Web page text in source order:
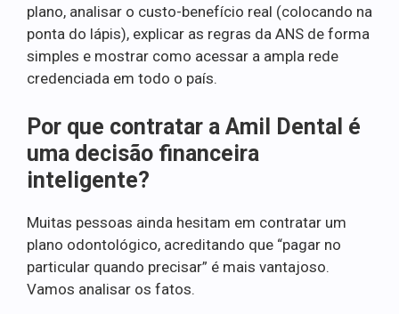
plano, analisar o custo-benefício real (colocando na
ponta do lápis), explicar as regras da ANS de forma
simples e mostrar como acessar a ampla rede
credenciada em todo o país.
Por que contratar a Amil Dental é
uma decisão financeira
inteligente?
Muitas pessoas ainda hesitam em contratar um
plano odontológico, acreditando que “pagar no
particular quando precisar” é mais vantajoso.
Vamos analisar os fatos.